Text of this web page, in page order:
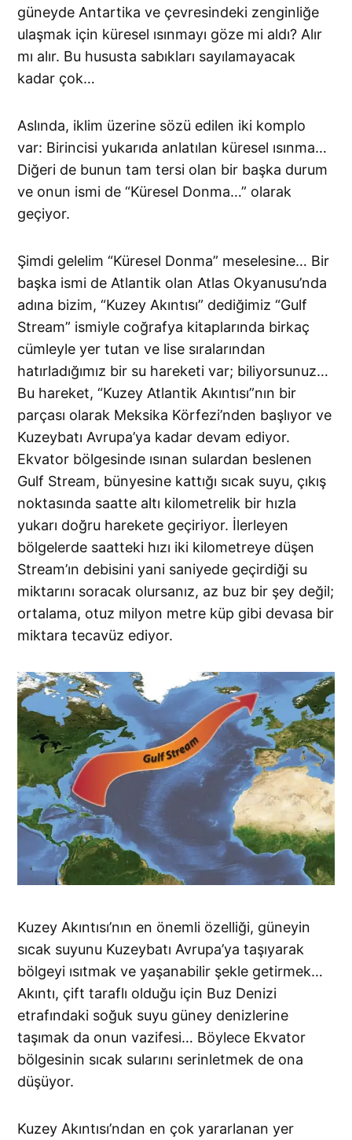
güneyde Antartika ve çevresindeki zenginliğe
ulaşmak için küresel ısınmayı göze mi aldı? Alır
mı alır. Bu hususta sabıkları sayılamayacak
kadar çok…
Aslında, iklim üzerine sözü edilen iki komplo
var: Birincisi yukarıda anlatılan küresel ısınma…
Diğeri de bunun tam tersi olan bir başka durum
ve onun ismi de “Küresel Donma…” olarak
geçiyor.
Şimdi gelelim “Küresel Donma” meselesine… Bir
başka ismi de Atlantik olan Atlas Okyanusu’nda
adına bizim, “Kuzey Akıntısı” dediğimiz “Gulf
Stream” ismiyle coğrafya kitaplarında birkaç
cümleyle yer tutan ve lise sıralarından
hatırladığımız bir su hareketi var; biliyorsunuz…
Bu hareket, “Kuzey Atlantik Akıntısı”nın bir
parçası olarak Meksika Körfezi’nden başlıyor ve
Kuzeybatı Avrupa’ya kadar devam ediyor.
Ekvator bölgesinde ısınan sulardan beslenen
Gulf Stream, bünyesine kattığı sıcak suyu, çıkış
noktasında saatte altı kilometrelik bir hızla
yukarı doğru harekete geçiriyor. İlerleyen
bölgelerde saatteki hızı iki kilometreye düşen
Stream’ın debisini yani saniyede geçirdiği su
miktarını soracak olursanız, az buz bir şey değil;
ortalama, otuz milyon metre küp gibi devasa bir
miktara tecavüz ediyor.
Kuzey Akıntısı’nın en önemli özelliği, güneyin
sıcak suyunu Kuzeybatı Avrupa’ya taşıyarak
bölgeyi ısıtmak ve yaşanabilir şekle getirmek…
Akıntı, çift taraflı olduğu için Buz Denizi
etrafındaki soğuk suyu güney denizlerine
taşımak da onun vazifesi… Böylece Ekvator
bölgesinin sıcak sularını serinletmek de ona
düşüyor.
Kuzey Akıntısı’ndan en çok yararlanan yer